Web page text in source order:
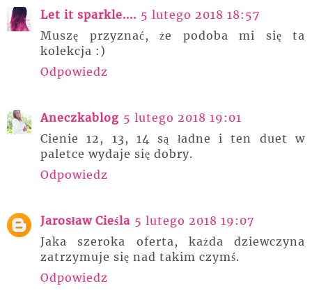
Let it sparkle.... 5 lutego 2018 18:57
Muszę przyznać, że podoba mi się ta
kolekcja :)
Odpowiedz
Aneczkablog 5 lutego 2018 19:01
Cienie 12, 13, 14 są ładne i ten duet w
paletce wydaje się dobry.
Odpowiedz
Jarosław Cieśla 5 lutego 2018 19:07
Jaka szeroka oferta, każda dziewczyna
zatrzymuje się nad takim czymś.
Odpowiedz